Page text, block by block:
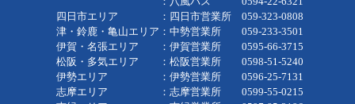
四日市エリア ：四日市営業所 059-323-0808
津・鈴鹿・亀山エリア：中勢営業所 059-233-3501
伊賀・名張エリア ：伊賀営業所 0595-66-3715
松阪・多気エリア ：松阪営業所 0598-51-5240
伊勢エリア ：伊勢営業所 0596-25-7131
志摩エリア ：志摩営業所 0599-55-0215